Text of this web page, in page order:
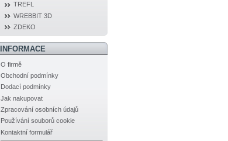
TREFL
WREBBIT 3D
ZDEKO
INFORMACE
O firmě
Obchodní podmínky
Dodací podmínky
Jak nakupovat
Zpracování osobních údajů
Používání souborů cookie
Kontaktní formulář